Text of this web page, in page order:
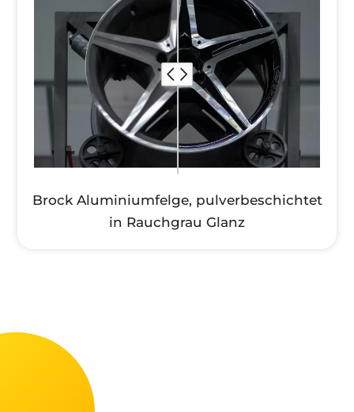
Brock Aluminiumfelge, pulverbeschichtet
in Rauchgrau Glanz